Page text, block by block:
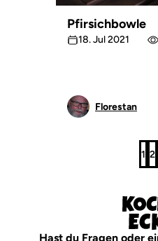
Pfirsichbowle
18. Jul 2021
Florestan
1 2
Hast du Fragen oder